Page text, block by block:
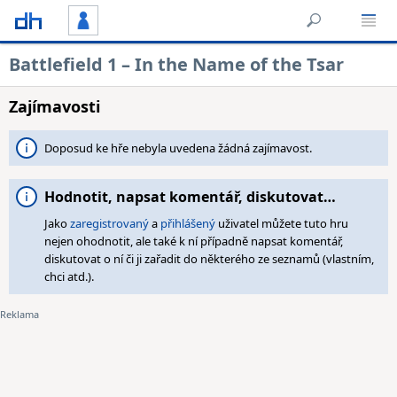
Battlefield 1 – In the Name of the Tsar
Zajímavosti
Doposud ke hře nebyla uvedena žádná zajímavost.
Hodnotit, napsat komentář, diskutovat…
Jakozaregistrovanýa přihlášený uživatel můžete tuto hru
nejen ohodnotit, ale také k ní případně napsat komentář,
diskutovat o ní či ji zařadit do některého ze seznamů (vlastním,
chci atd.).